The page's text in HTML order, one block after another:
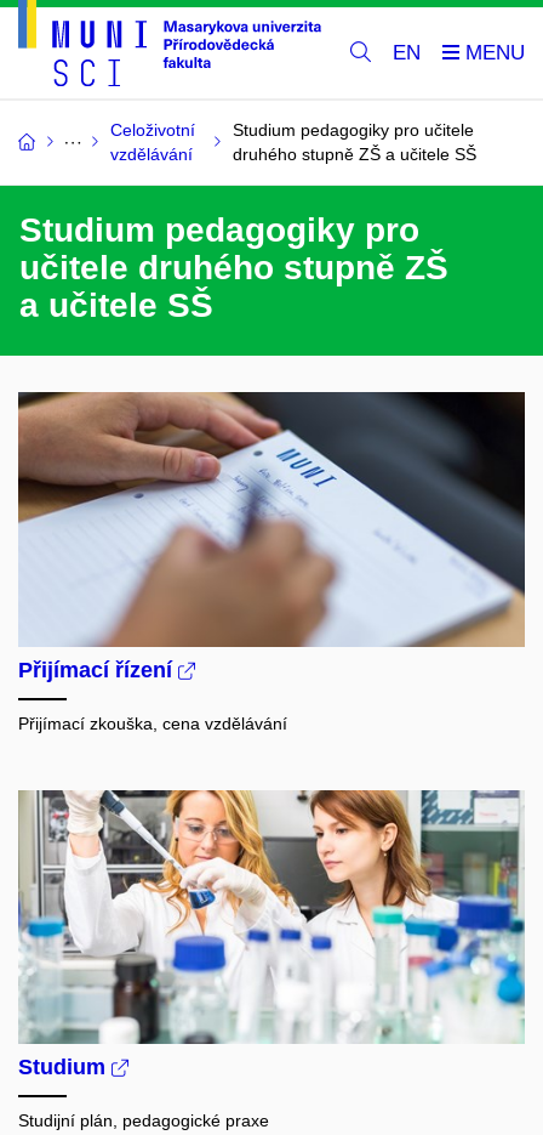
EN
Celoživotní
vzdělávání
Studium pedagogiky pro učitele
druhého stupně ZŠ a učitele SŠ
Studium pedagogiky pro
učitele druhého stupně ZŠ
a učitele SŠ
Přijímací řízení
Přijímací zkouška, cena vzdělávání
Studium
Studijní plán, pedagogické praxe